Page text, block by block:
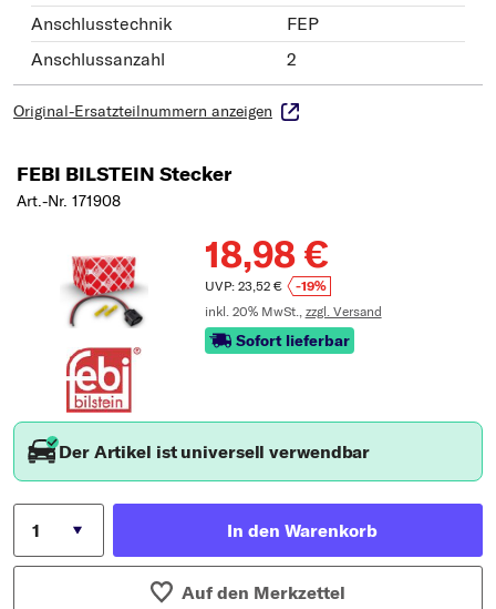
Anschlusstechnik
FEP
Anschlussanzahl
2
Original-Ersatzteilnummern anzeigen
FEBI BILSTEIN Stecker
Art.-Nr. 171908
18,98 €
UVP: 23,52 €
-19%
inkl. 20% MwSt., zzgl. Versand
Sofort lieferbar
Der Artikel ist universell verwendbar
In den Warenkorb
Auf den Merkzettel